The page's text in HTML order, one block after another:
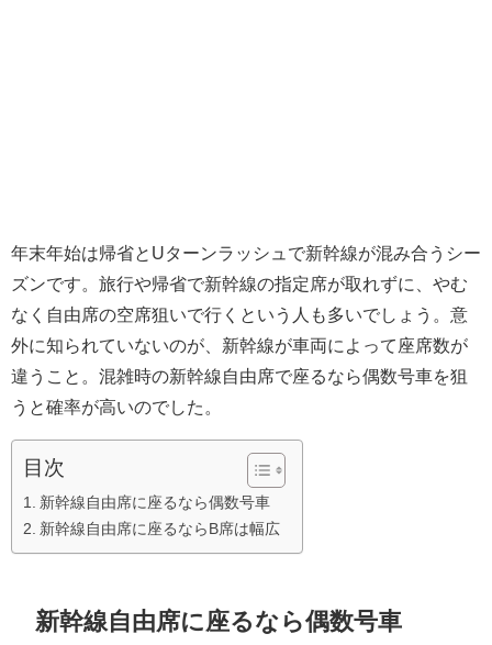
年末年始は帰省とUターンラッシュで新幹線が混み合うシー
ズンです。旅行や帰省で新幹線の指定席が取れずに、やむ
なく自由席の空席狙いで行くという人も多いでしょう。意
外に知られていないのが、新幹線が車両によって座席数が
違うこと。混雑時の新幹線自由席で座るなら偶数号車を狙
うと確率が高いのでした。
目次
新幹線自由席に座るなら偶数号車
新幹線自由席に座るならB席は幅広
新幹線自由席に座るなら偶数号車